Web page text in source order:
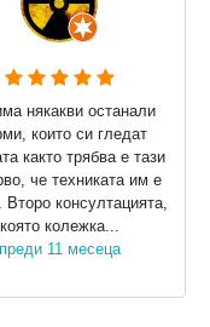
някакви останали
които си гледат
както трябва е тази
че техниката им е
Второ консултацията,
която колежка...
преди 11 месеца